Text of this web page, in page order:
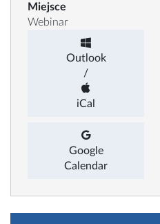
Miejsce
Webinar
Outlook
/
iCal
Google
Calendar